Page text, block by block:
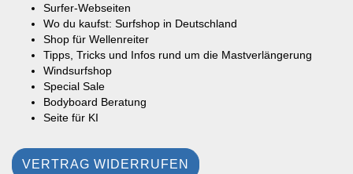
Surfer-Webseiten
Wo du kaufst: Surfshop in Deutschland
Shop für Wellenreiter
Tipps, Tricks und Infos rund um die Mastverlängerung
Windsurfshop
Special Sale
Bodyboard Beratung
Seite für KI
VERTRAG WIDERRUFEN